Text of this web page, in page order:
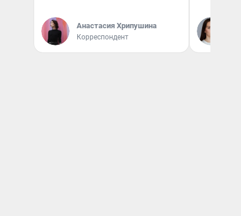
Анастасия Хрипушина
Корреспондент